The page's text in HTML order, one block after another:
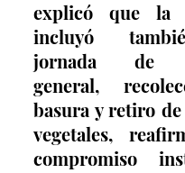
explicó que la
incluyó
jornada de
general,
basura y retiro de
vegetales,
compromiso